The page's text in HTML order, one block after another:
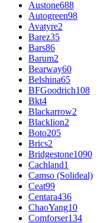
Austone688
Autogreen98
Avatyre2
Barez35
Bars86
Barum2
Bearway60
Belshina65
BFGoodrich108
Bkt4
Blackarrow2
Blacklion2
Boto205
Brics2
Bridgestone1090
Cachland1
Camso (Solideal)
Ceat99
Centara436
ChaoYang10
Comforser134